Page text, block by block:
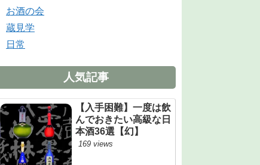
お酒の会
蔵見学
日常
人気記事
【入手困難】一度は飲
んでおきたい高級な日
本酒36選【幻】
169 views